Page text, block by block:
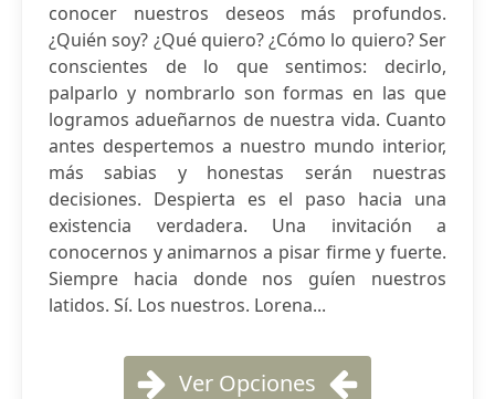
conocer nuestros deseos más profundos.
¿Quién soy? ¿Qué quiero? ¿Cómo lo quiero? Ser
conscientes de lo que sentimos: decirlo,
palparlo y nombrarlo son formas en las que
logramos adueñarnos de nuestra vida. Cuanto
antes despertemos a nuestro mundo interior,
más sabias y honestas serán nuestras
decisiones. Despierta es el paso hacia una
existencia verdadera. Una invitación a
conocernos y animarnos a pisar firme y fuerte.
Siempre hacia donde nos guíen nuestros
latidos. Sí. Los nuestros. Lorena...
Ver Opciones